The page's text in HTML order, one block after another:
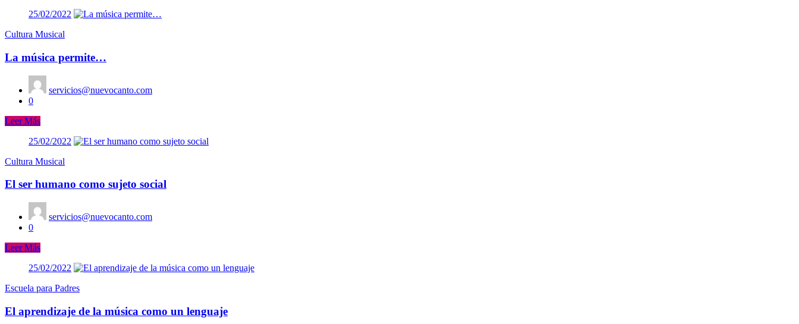
25/02/2022
Cultura Musical
La música permite…
servicios@nuevocanto.com
0
Leer Más
25/02/2022
Cultura Musical
El ser humano como sujeto social
servicios@nuevocanto.com
0
Leer Más
25/02/2022
Escuela para Padres
El aprendizaje de la música como un lenguaje